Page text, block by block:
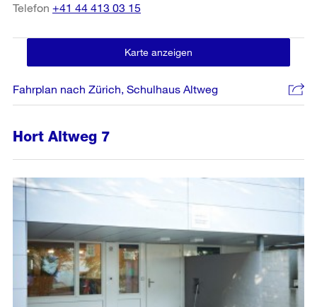
Telefon +41 44 413 03 15
Karte anzeigen
Fahrplan nach Zürich, Schulhaus Altweg
Hort Altweg 7